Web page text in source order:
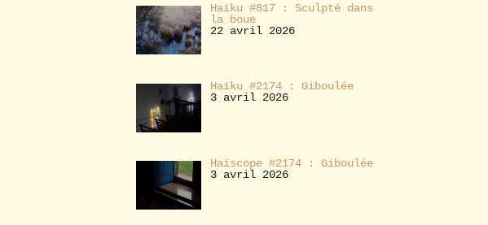
Haïku #817 : Sculpté dans
la boue
22 avril 2026
Haïku #2174 : Giboulée
3 avril 2026
Haïscope #2174 : Giboulée
3 avril 2026